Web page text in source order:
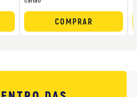
COMPRAR